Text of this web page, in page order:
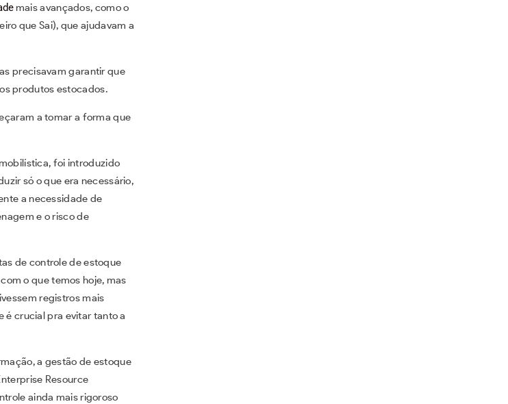
mais avançados, como o
que Sai), que ajudavam a
precisavam garantir que
produtos estocados.
a tomar a forma que
foi introduzido
só o que era necessário,
a necessidade de
e o risco de
de controle de estoque
o que temos hoje, mas
registros mais
é crucial pra evitar tanto a
a gestão de estoque
Resource
ainda mais rigoroso